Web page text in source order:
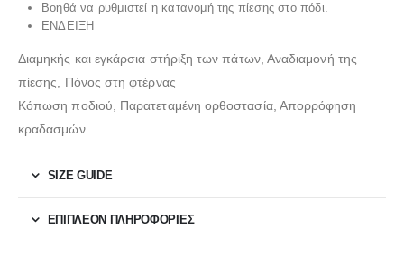
Βοηθά να ρυθμιστεί η κατανομή της πίεσης στο πόδι.
ΕΝΔΕΙΞΗ
Διαμηκής και εγκάρσια στήριξη των πάτων, Αναδιαμονή της
πίεσης, Πόνος στη φτέρνας
Κόπωση ποδιού, Παρατεταμένη ορθοστασία, Απορρόφηση
κραδασμών.
SIZE GUIDE
ΕΠΙΠΛΈΟΝ ΠΛΗΡΟΦΟΡΊΕΣ